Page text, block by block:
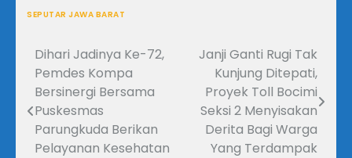
SEPUTAR JAWA BARAT
Navigasi
pos
Dihari Jadinya Ke-72,
Pemdes Kompa
Bersinergi Bersama
Puskesmas
Parungkuda Berikan
Pelayanan Kesehatan
Janji Ganti Rugi Tak
Kunjung Ditepati,
Proyek Toll Bocimi
Seksi 2 Menyisakan
Derita Bagi Warga
Yang Terdampak